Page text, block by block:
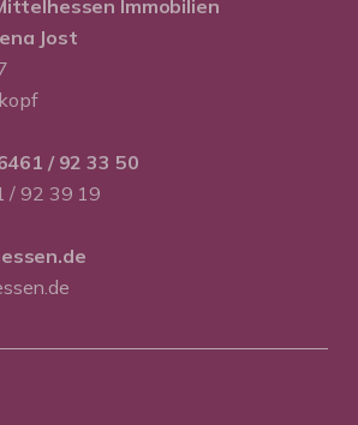
Immobilien
Jost
/ 92 33 50
/ 92 39 19